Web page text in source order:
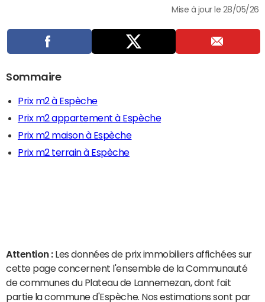
Mise à jour le 28/05/26
Sommaire
Prix m2 à Espèche
Prix m2 appartement à Espèche
Prix m2 maison à Espèche
Prix m2 terrain à Espèche
Attention : Les données de prix immobiliers affichées sur
cette page concernent l'ensemble de la Communauté
de communes du Plateau de Lannemezan, dont fait
partie la commune d'Espèche. Nos estimations sont par